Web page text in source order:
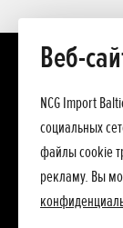
Веб-
NCG Import
социальных
файлы cookie
рекламу. Вы